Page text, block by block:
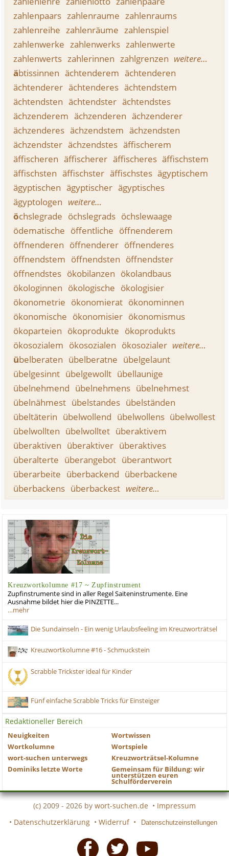
zahlenpaars zahlenraume zahlenraums
zahlenreihe zahlenräume zahlenspiel
zahlenwerke zahlenwerks zahlenwerte
zahlenwerts zahlerinnen zahlgrenzen weitere…
äbtissinnen ächtenderem ächtenderen
ächtenderer ächtenderes ächtendstem
ächtendsten ächtendster ächtendstes
ächzenderem ächzenderen ächzenderer
ächzenderes ächzendstem ächzendsten
ächzendster ächzendstes äffischerem
äffischeren äffischerer äffischeres äffischstem
äffischsten äffischster äffischstes ägyptischem
ägyptischen ägyptischer ägyptisches
ägyptologen weitere…
öchslegrade öchslegrads öchslewaage
ödematische öffentliche öffnenderem
öffnenderen öffnenderer öffnenderes
öffnendstem öffnendsten öffnendster
öffnendstes ökobilanzen ökolandbaus
ökologinnen ökologische ökologisier
ökonometrie ökonomierat ökonominnen
ökonomische ökonomisier ökonomismus
ökoparteien ökoprodukte ökoprodukts
ökosozialem ökosozialen ökosozialer weitere…
übelberaten übelberatne übelgelaunt
übelgesinnt übelgewollt übellaunige
übelnehmend übelnehmens übelnehmest
übelnähmest übelstandes übelständen
übeltäterin übelwollend übelwollens übelwollest
übelwollten übelwolltet überaktivem
überaktiven überaktiver überaktives
überalterte überangebot überantwort
überarbeite überbackend überbackene
überbackens überbackest weitere…
Kreuzwortkolumne #17 ~ Zupfinstrument
Zupfinstrumente sind in aller Regel Saiteninstrumente. Eine
Ausnahme bildet hier die PINZETTE...
…mehr
Die Sundainseln - Ein wenig Urlaubsfeeling im Kreuzworträtsel
Kreuzwortkolumne #16 - Schmuckstein
Scrabble Trickster ideal für Kinder
Fünf einfache Scrabble Tricks für Einsteiger
Redaktioneller Bereich
Neuigkeiten
Wortwissen
Wortkolumne
Wortspiele
wort-suchen unterwegs
Kreuzworträtsel-Kolumne
Dominiks letzte Worte
Gemeinsam für Bildung: wir
unterstützen euren
Schulförderverein
(c) 2009 - 2026 by wort-suchen.de • Impressum
• Datenschutzerklärung • Widerruf • Datenschutzeinstellungen